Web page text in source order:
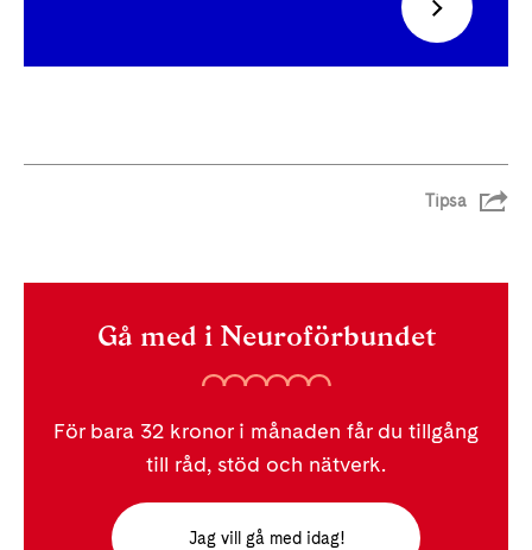
Tipsa
Gå med i Neuroförbundet
För bara 32 kronor i månaden får du tillgång
till råd, stöd och nätverk.
Jag vill gå med idag!